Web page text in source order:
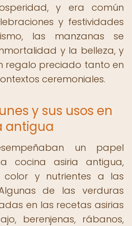
y era común
y festividades
las manzanas se
y la belleza, y
regalo preciado tanto en
ceremoniales.
y sus usos en
antigua
un papel
cocina asiria antigua,
y nutrientes a las
de las verduras
en las recetas asirias
berenjenas, rábanos,